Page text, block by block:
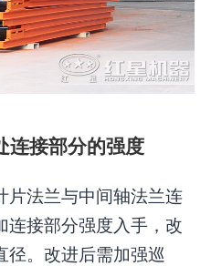
连接部分的强度
片法兰与中间轴法兰连
连接部分强度入手，改
径。改进后需加强巡